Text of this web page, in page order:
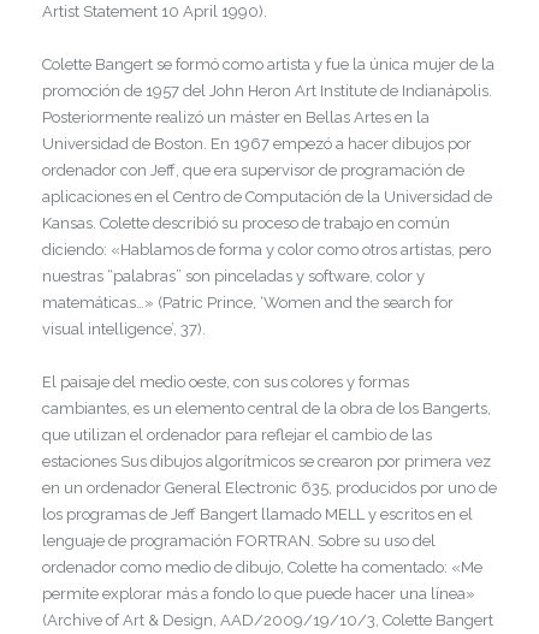
Artist Statement 10 April 1990).
Colette Bangert se formó como artista y fue la única mujer de la
promoción de 1957 del John Heron Art Institute de Indianápolis.
Posteriormente realizó un máster en Bellas Artes en la
Universidad de Boston. En 1967 empezó a hacer dibujos por
ordenador con Jeff, que era supervisor de programación de
aplicaciones en el Centro de Computación de la Universidad de
Kansas. Colette describió su proceso de trabajo en común
diciendo: «Hablamos de forma y color como otros artistas, pero
nuestras “palabras” son pinceladas y software, color y
matemáticas…» (Patric Prince, ‘Women and the search for
visual intelligence’, 37).
El paisaje del medio oeste, con sus colores y formas
cambiantes, es un elemento central de la obra de los Bangerts,
que utilizan el ordenador para reflejar el cambio de las
estaciones Sus dibujos algorítmicos se crearon por primera vez
en un ordenador General Electronic 635, producidos por uno de
los programas de Jeff Bangert llamado MELL y escritos en el
lenguaje de programación FORTRAN. Sobre su uso del
ordenador como medio de dibujo, Colette ha comentado: «Me
permite explorar más a fondo lo que puede hacer una línea»
(Archive of Art & Design, AAD/2009/19/10/3, Colette Bangert